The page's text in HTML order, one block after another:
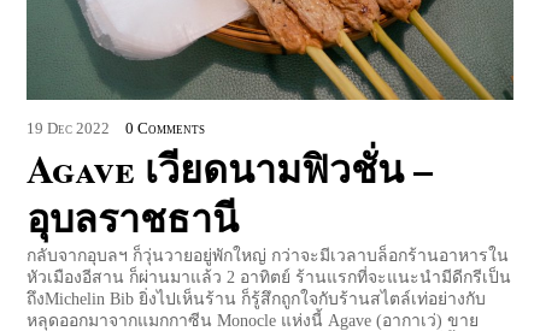
19 Dec 2022 0 Comments
Agave เวียดนามฟิวชั่น –
อุบลราชธานี
กลับจากอุบลฯ ก็วุ่นวายอยู่พักใหญ่ กว่าจะมีเวลาบล็อกร้านอาหารใน
หัวเมืองอีสาน ก็ผ่านมาแล้ว 2 อาทิตย์ ร้านแรกที่จะแนะนำมีดีกรีเป็น
ถึงMichelin Bib ยิ่งไปเห็นร้าน ก็รู้สึกถูกใจกับร้านสไตล์เท่อย่างกับ
หลุดออกมาจากแมกกาซีน Monocle แห่งนี้ Agave (อากาเว่) ขาย